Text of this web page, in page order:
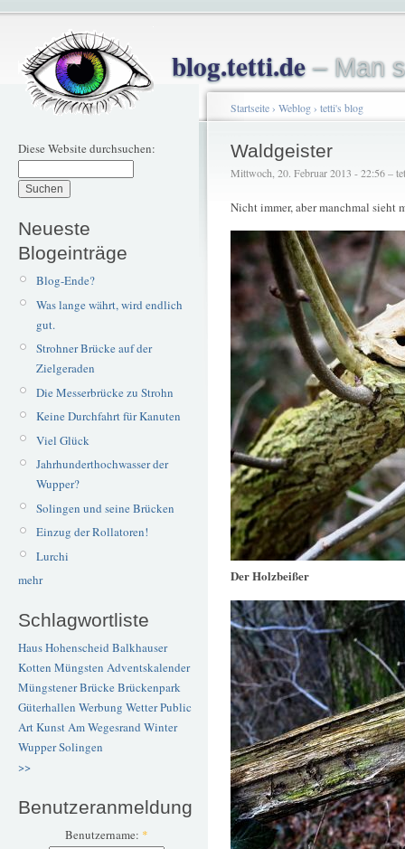
blog.tetti.de– Man
Diese Website durchsuchen:
Neueste
Blogeinträge
Blog-Ende?
Was lange währt, wird endlich
gut.
Strohner Brücke auf der
Zielgeraden
Die Messerbrücke zu Strohn
Keine Durchfahrt für Kanuten
Viel Glück
Jahrhunderthochwasser der
Wupper?
Solingen und seine Brücken
Einzug der Rollatoren!
Lurchi
mehr
Schlagwortliste
Haus Hohenscheid Balkhauser
Kotten Müngsten Adventskalender
Müngstener BrückeBrückenpark
Güterhallen Werbung WetterPublic
ArtKunstAm Wegesrand Winter
WupperSolingen
>>
Benutzeranmeldung
Benutzername: *
Startseite› Weblog› tetti's blog
Waldgeister
Mittwoch, 20. Februar 2013 - 22:56 –
Nicht immer, aber manchmal sieht
Der Holzbeißer